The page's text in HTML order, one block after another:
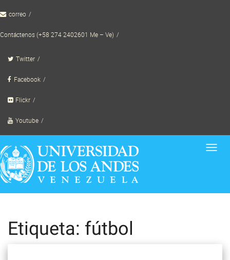
to correo
Contáctenos (+58 274 2402601 Me – Ve)
Twitter
Facebook
Flickr
Youtube
Etiqueta: fútbol